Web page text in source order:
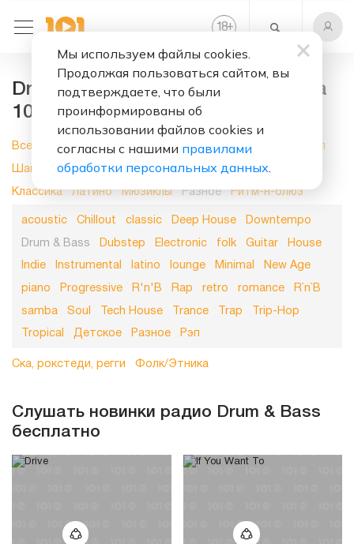
18+
Drum & Bass, слушать онлайн на
101.ru
Все Новинки Поп музыка Рок Электроника Хип-хоп
Шансон Блюз Джаз Духовная музыка Кантри
Классика Латино Мюзиклы
acoustic Chillout classic Deep House Downtempo
Drum & Bass Dubstep Electronic folk Guitar House
Indie Instrumental latino lounge Minimal New Age
piano Progressive R'n'B Rap retro romance R`n`B
samba Soul Tech House Trance Trap Trip-Hop
Tropical Детское Разное Рэп
Разное Ритм-н-блюз
Ска, рокстеди, регги Фолк/Этника
Слушать новинки радио Drum & Bass
бесплатно
Мы используем файлы cookies.
Продолжая пользоваться сайтом, вы
подтверждаете, что были
проинформированы об
использовании файлов cookies и
согласны с нашими правилами
обработки персональных данных.